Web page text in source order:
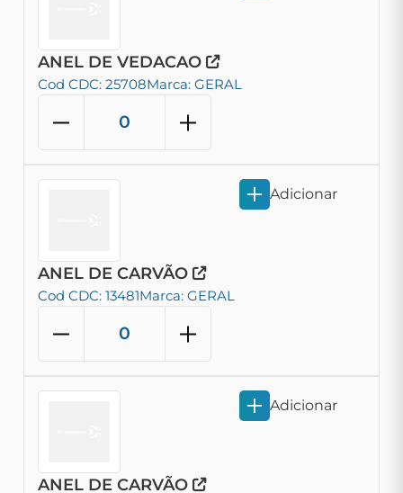
ANEL DE VEDACAO
Cod CDC: 25708Marca: GERAL
ANEL DE CARVÃO
Cod CDC: 13481Marca: GERAL
Adicionar
ANEL DE CARVÃO
Adicionar